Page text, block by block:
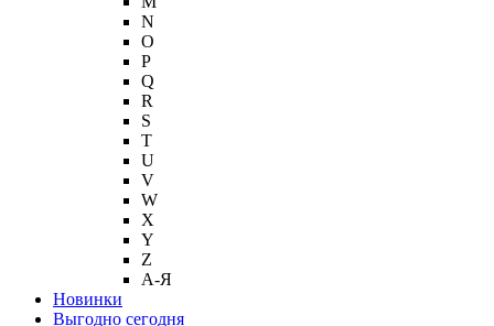
N
O
P
Q
R
S
T
U
V
W
X
Y
Z
А-Я
Новинки
Выгодно сегодня